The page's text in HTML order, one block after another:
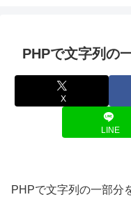
PHPで文字列の
X
LINE
PHPで文字列の一部分